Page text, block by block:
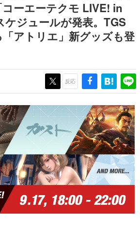
を解いてはいけない。『赫本』は、〈試験問題〉
短編ホラー小説集です。
代の作家たち
大な影響を受けた作家さんに取材し、ゲームが
イルゲーム産業史
イルゲーム史における主要なトピック・タイト
るほか、開発者へのインタビューや識者による
。約20年の歴史が一望できる決定版！
たり〜ゲームクリエイターの青春〜
』『ペンと箸』等で知られるマンガ家・田中圭
るゲーム業界レポートマンガです。
ームは面白い？
発者・hamatsu氏がゲームの魅力を画面や操作の
ーエーテクモ LIVE! in
ケジュールが発表。TGS
アトリエ」新グッズも登
反応